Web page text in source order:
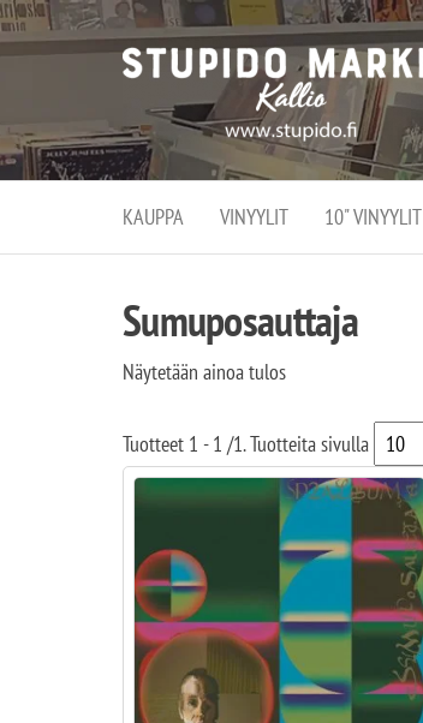
KAUPPA VINYYLIT 10" VINYYLIT
Sumuposauttaja
Näytetään ainoa tulos
Tuotteet 1 - 1 /1. Tuotteita sivulla